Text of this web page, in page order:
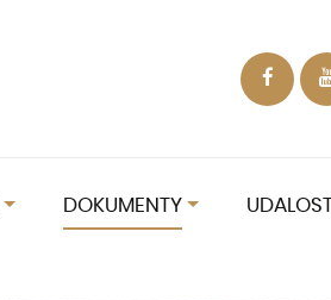
DOKUMENTY UDALOSTI